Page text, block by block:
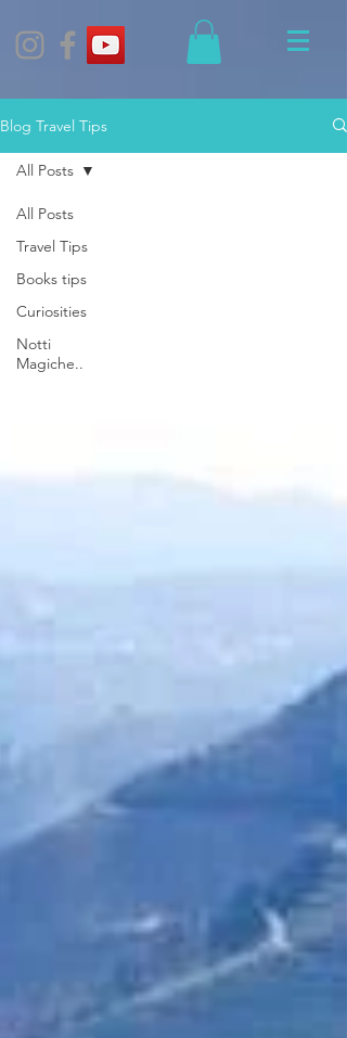
Blog Travel Tips
All Posts
Travel Tips
Books tips
Curiosities
Notti
Magiche..
All Posts